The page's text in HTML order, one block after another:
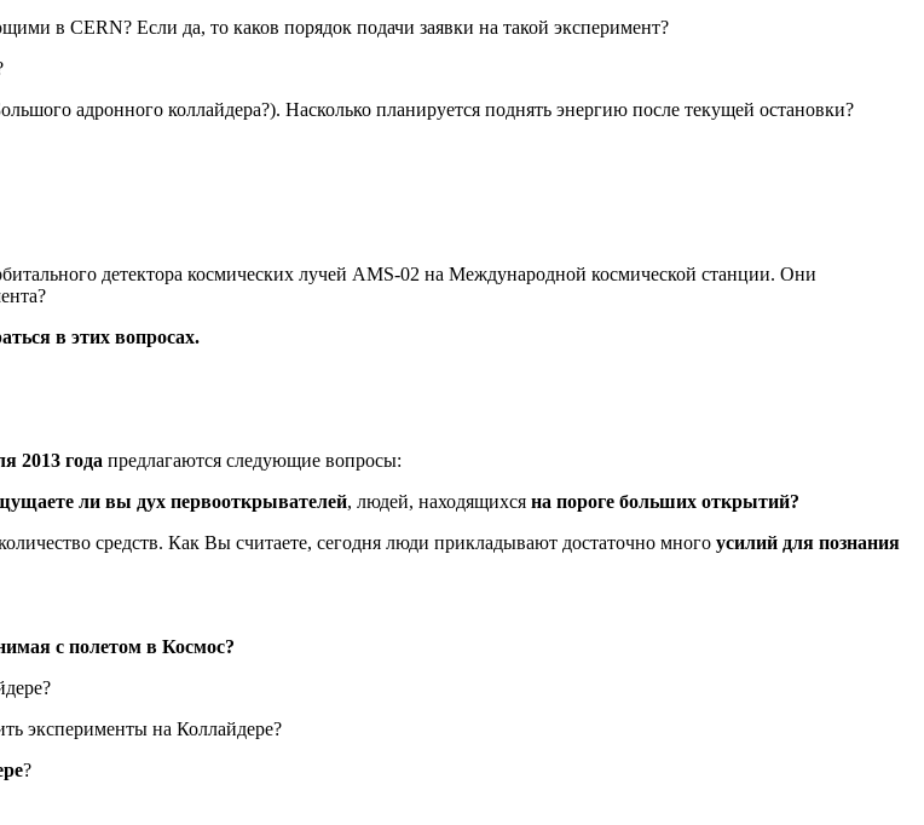
в CERN? Если да, то каков порядок подачи заявки на такой эксперимент?
адронного коллайдера?). Насколько планируется поднять энергию после текущей остановки?
детектора космических лучей AMS-02 на Международной космической станции. Они
в этих вопросах.
2013 года предлагаются следующие вопросы:
ли вы дух первооткрывателей, людей, находящихся на пороге больших открытий?
средств. Как Вы считаете, сегодня люди прикладывают достаточно много усилий для познания
с полетом в Космос?
эксперименты на Коллайдере?
?